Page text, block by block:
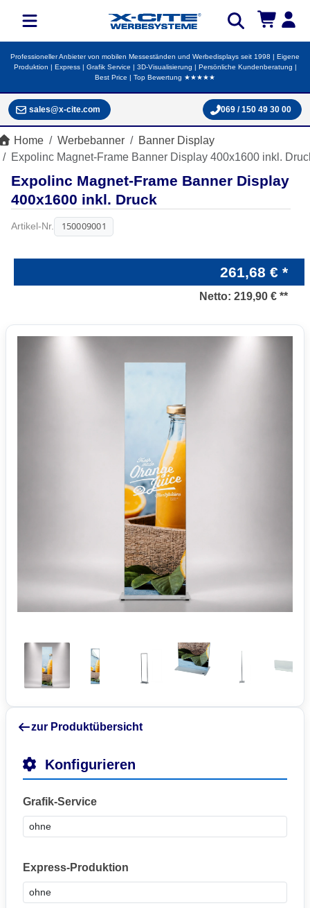
Professioneller Anbieter von mobilen Messeständen und Werbedisplays seit 1998 | Eigene
Produktion | Express | Grafik Service | 3D-Visualisierung | Persönliche Kundenberatung |
Best Price | Top Bewertung ★★★★★
sales@x-cite.com 069 / 150 49 30 00
Home Werbebanner
Banner Display
Expolinc Magnet-Frame Banner Display 400x1600 inkl.
Expolinc Magnet-Frame Banner Display
400x1600 inkl. Druck
Artikel-Nr. 150009001
261,68 € *
Netto: 219,90 € **
zur Produktübersicht
Konfigurieren
Grafik-Service
Express-Produktion